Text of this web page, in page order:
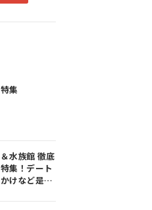
集
水族館 徹底
集！デート
けなど是非